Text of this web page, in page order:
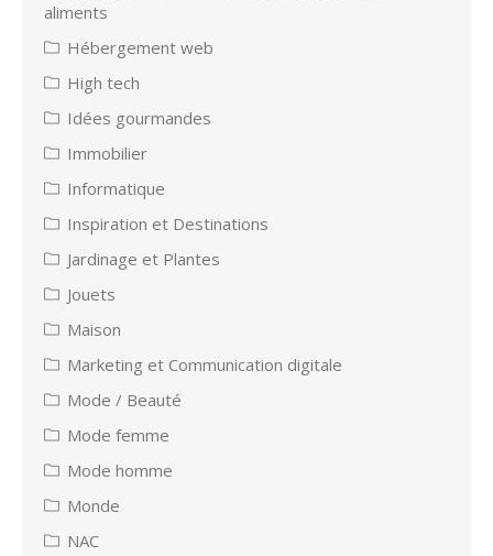
aliments
Hébergement web
High tech
Idées gourmandes
Immobilier
Informatique
Inspiration et Destinations
Jardinage et Plantes
Jouets
Maison
Marketing et Communication digitale
Mode / Beauté
Mode femme
Mode homme
Monde
NAC